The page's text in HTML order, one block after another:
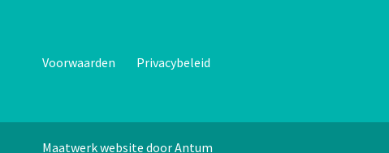
Voorwaarden Privacybeleid
Maatwerk website door Antum